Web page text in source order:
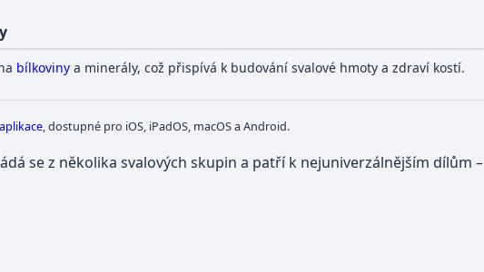
bílkovinya minerály, což přispívá k budování svalové hmoty a zdraví kostí.
aplikace, dostupné pro iOS, iPadOS, macOS a Android.
se z několika svalových skupin a patří k nejuniverzálnějším dílům –